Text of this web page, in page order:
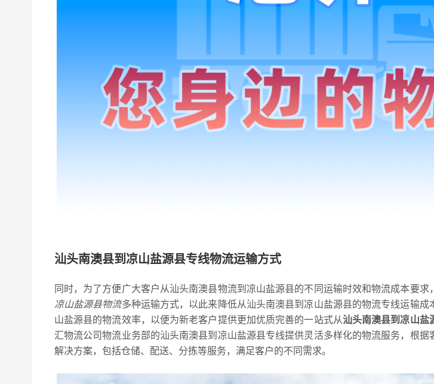
汕头南澳县到凉山盐源县专线物流运输方式
同时，为了方便广大客户从汕头南澳县物流到凉山盐源县的不同运输时效和物流成本要求，
凉山盐源县物流多种运输方式，以此来降低从汕头南澳县到凉山盐源县的物流专线运输成
山盐源县的物流效率，以便为新老客户提供更加优质完善的一站式从汕头南澳县到凉山盐
汇物流公司物流业务部的汕头南澳县到凉山盐源县专线提供灵活多样化的物流服务，根据
解决方案，包括仓储、配送、分拣等服务，满足客户的不同需求。